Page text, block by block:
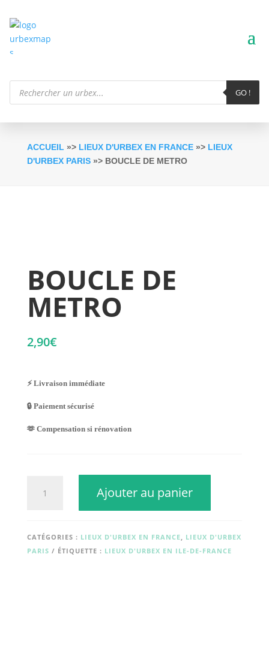
Recherche
produits
GO !
ACCUEIL »> LIEUX D'URBEX EN FRANCE»> LIEUX
D'URBEX PARIS»> BOUCLE DE METRO
BOUCLE DE
METRO
2,90€
⚡ Livraison immédiate
🔒 Paiement sécurisé
🫶 Compensation si rénovation
METRO
Ajouter au panier
CATÉGORIES : LIEUX D'URBEX EN FRANCE, LIEUX D'URBEX
PARIS
ÉTIQUETTE : LIEUX D'URBEX EN ILE-DE-FRANCE